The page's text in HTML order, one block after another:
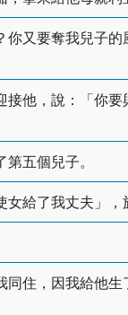
又要奪我兒子
他，說：「你
五個兒子。
給了我丈夫」，
住，因我給他